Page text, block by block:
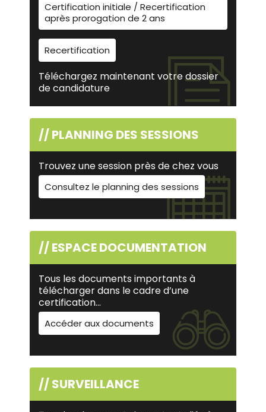
Certification initiale / Recertification
après prorogation de 2 ans
Recertification
Téléchargez maintenant votre dossier
de candidature
// PLANNING DES SESSIONS
Trouvez une session près de chez vous
Consultez le planning des sessions
// ESPACE DOCUMENTATION
Tous les documents importants à
télécharger dans le cadre d’une
certification…
Accéder aux documents
// SURVEILLANCE